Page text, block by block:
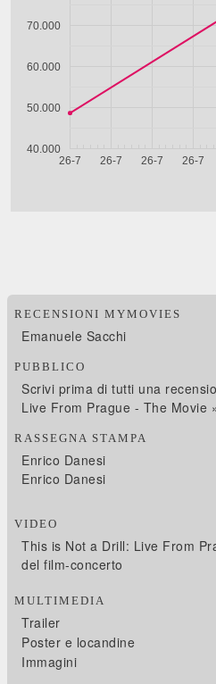
RECENSIONI MYMOVIES
Emanuele Sacchi
PUBBLICO
Scrivi prima di tutti una
Live From Prague - The Movie
RASSEGNA STAMPA
Enrico Danesi
Enrico Danesi
VIDEO
This is Not a Drill: Live From
del film-concerto
MULTIMEDIA
Trailer
Poster e locandine
Immagini